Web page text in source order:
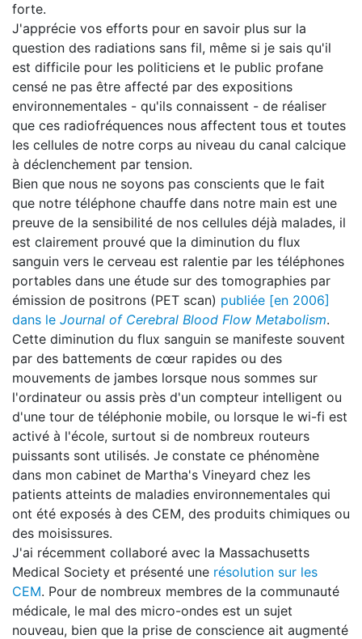
forte.
J'apprécie vos efforts pour en savoir plus sur la
question des radiations sans fil, même si je sais qu'il
est difficile pour les politiciens et le public profane
censé ne pas être affecté par des expositions
environnementales - qu'ils connaissent - de réaliser
que ces radiofréquences nous affectent tous et toutes
les cellules de notre corps au niveau du canal calcique
à déclenchement par tension.
Bien que nous ne soyons pas conscients que le fait
que notre téléphone chauffe dans notre main est une
preuve de la sensibilité de nos cellules déjà malades, il
est clairement prouvé que la diminution du flux
sanguin vers le cerveau est ralentie par les téléphones
portables dans une étude sur des tomographies par
émission de positrons (PET scan) publiée [en 2006]
dans le Journal of Cerebral Blood Flow Metabolism.
Cette diminution du flux sanguin se manifeste souvent
par des battements de cœur rapides ou des
mouvements de jambes lorsque nous sommes sur
l'ordinateur ou assis près d'un compteur intelligent ou
d'une tour de téléphonie mobile, ou lorsque le wi-fi est
activé à l'école, surtout si de nombreux routeurs
puissants sont utilisés. Je constate ce phénomène
dans mon cabinet de Martha's Vineyard chez les
patients atteints de maladies environnementales qui
ont été exposés à des CEM, des produits chimiques ou
des moisissures.
J'ai récemment collaboré avec la Massachusetts
Medical Society et présenté une résolution sur les
CEM. Pour de nombreux membres de la communauté
médicale, le mal des micro-ondes est un sujet
nouveau, bien que la prise de conscience ait augmenté